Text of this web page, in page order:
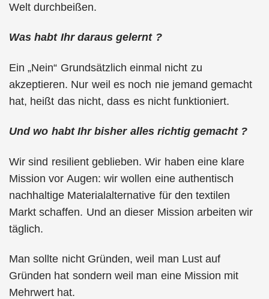
Welt durchbeißen.
Was habt Ihr daraus gelernt ?
Ein „Nein“ Grundsätzlich einmal nicht zu
akzeptieren. Nur weil es noch nie jemand gemacht
hat, heißt das nicht, dass es nicht funktioniert.
Und wo habt Ihr bisher alles richtig gemacht ?
Wir sind resilient geblieben. Wir haben eine klare
Mission vor Augen: wir wollen eine authentisch
nachhaltige Materialalternative für den textilen
Markt schaffen. Und an dieser Mission arbeiten wir
täglich.
Man sollte nicht Gründen, weil man Lust auf
Gründen hat sondern weil man eine Mission mit
Mehrwert hat.